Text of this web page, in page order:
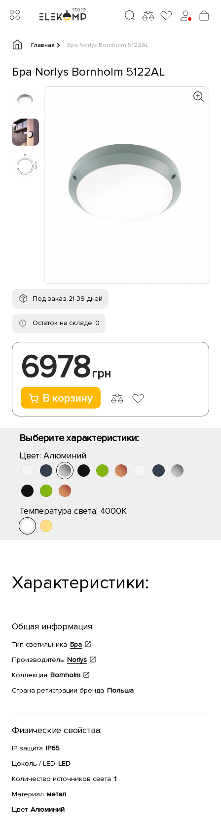
Главная Бра Norlys Bornholm 5122AL
Бра Norlys Bornholm 5122AL
Под заказ 21-39 дней
Остаток на складе: 0
6978грн
В корзину
Выберите характеристики:
Цвет: Алюминий
Температура света: 4000K
Характеристики:
Общая информация:
Тип светильника Бра
Производитель Norlys
Коллекция Bornholm
Страна регистрации бренда Польша
Физические свойства:
IP защита IP65
Цоколь / LED LED
Количество источников света 1
Материал метал
Цвет Алюминий